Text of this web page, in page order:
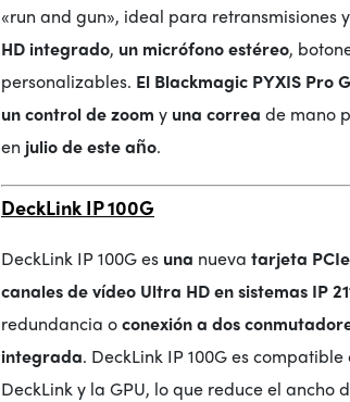
«run and gun», ideal para retransmisiones
HD integrado, un micrófono estéreo,
personalizables. El Blackmagic PYXIS Pro
un control de zoom y una correa de mano
en julio de este año.
DeckLink IP 100G
DeckLink IP 100G es una nueva tarjeta
canales de vídeo Ultra HD en sistemas IP
redundancia oconexión a dos
integrada. DeckLink IP 100G es compatible
DeckLink y la GPU, lo que reduce el